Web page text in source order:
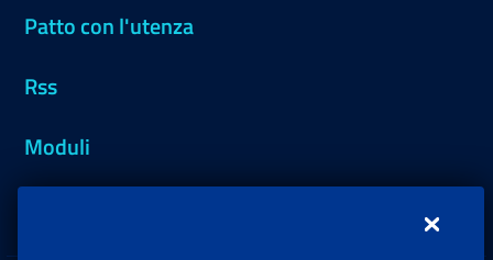
Patto con l'utenza
Rss
Moduli